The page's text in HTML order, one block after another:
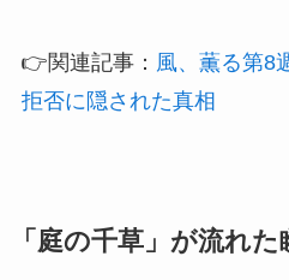
👉関連記事： 風、薫る第8
拒否に隠された真相
「庭の千草」が流れ